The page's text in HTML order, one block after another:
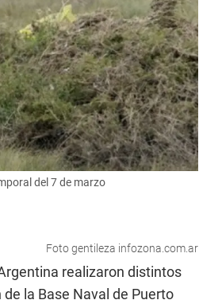
del 7 de marzo
Foto gentileza infozona.com.ar
realizaron distintos
la Base Naval de Puerto